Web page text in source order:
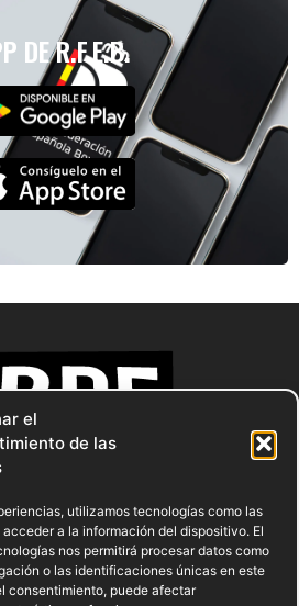
el
de las
utilizamos tecnologías como las
a la información del dispositivo. El
nos permitirá procesar datos como
o las identificaciones únicas en este
consentimiento, puede afectar
DE R.F.E.B.